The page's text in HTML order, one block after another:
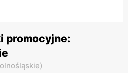
promocyjne:
)